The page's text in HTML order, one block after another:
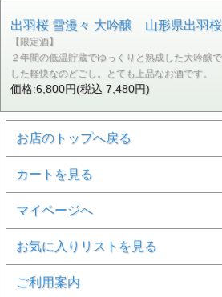
出羽桜 雪漫々 大吟醸 山形県出羽桜
【限定酒】
２年間の低温貯蔵でゆっくりと熟成した大吟醸
した軽快なのどごし。とても上品なお酒です。
価格:6,800円(税込 7,480円)
お店のトップへ戻る
カートを見る
マイページへ
お気に入りリストを見る
ご利用案内